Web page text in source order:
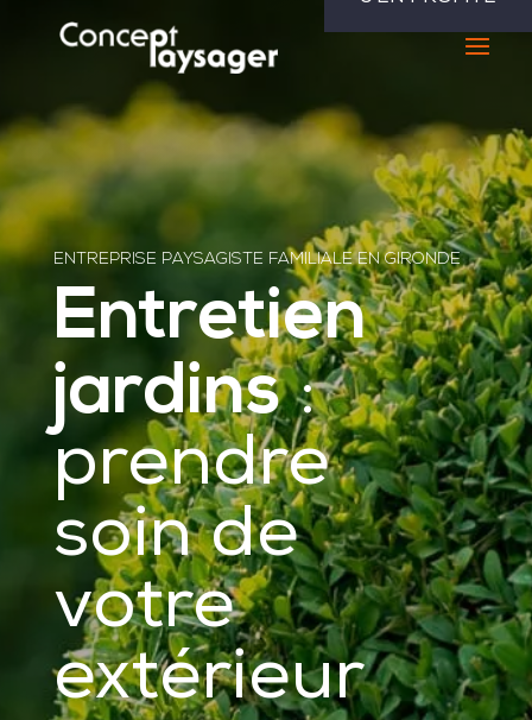
ENTREPRISE PAYSAGISTE FAMILIALE EN GIRONDE
Entretien
jardins:
prendre
soin de
votre
extérieur